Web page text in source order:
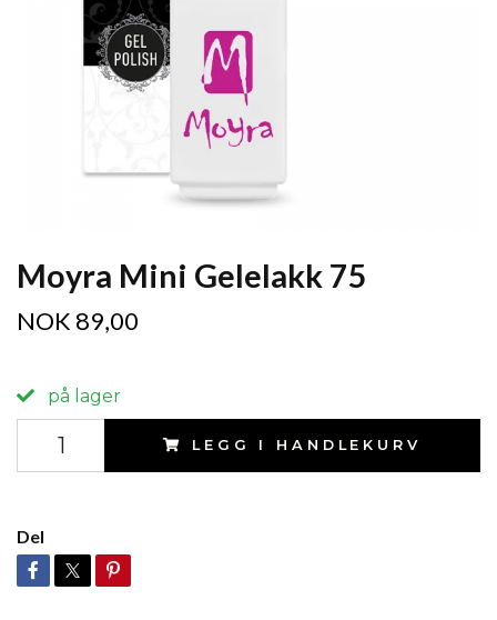
Moyra Mini Gelelakk 75
NOK 89,00
på lager
LEGG I HANDLEKURV
Del